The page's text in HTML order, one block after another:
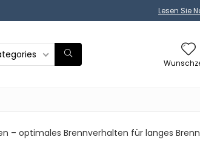
Lesen Sie
– optimales Brennverhalten für langes